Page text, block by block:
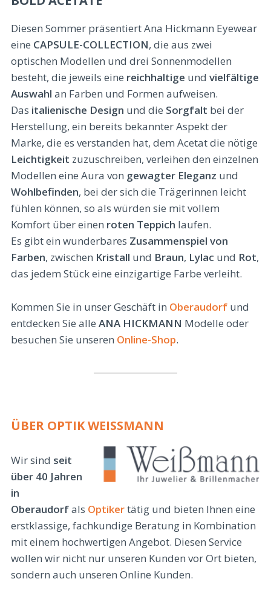
Diesen Sommer präsentiert Ana Hickmann Eyewear
eine CAPSULE-COLLECTION, die aus zwei
optischen Modellen und drei Sonnenmodellen
besteht, die jeweils eine reichhaltige und vielfältige
Auswahl an Farben und Formen aufweisen.
Das italienische Design und die Sorgfalt bei der
Herstellung, ein bereits bekannter Aspekt der
Marke, die es verstanden hat, dem Acetat die nötige
Leichtigkeit zuzuschreiben, verleihen den einzelnen
Modellen eine Aura von gewagter Eleganz und
Wohlbefinden, bei der sich die Trägerinnen leicht
fühlen können, so als würden sie mit vollem
Komfort über einen roten Teppich laufen.
Es gibt ein wunderbares Zusammenspiel von
Farben, zwischen Kristall und Braun, Lylac und Rot,
das jedem Stück eine einzigartige Farbe verleiht.
Kommen Sie in unser Geschäft in Oberaudorf und
entdecken Sie alle ANA HICKMANN Modelle oder
besuchen Sie unseren Online-Shop.
ÜBER OPTIK WEISSMANN
Wir sind seit
über 40 Jahren
in
Oberaudorfals Optikertätig und bieten Ihnen eine
erstklassige, fachkundige Beratung in Kombination
mit einem hochwertigen Angebot. Diesen Service
wollen wir nicht nur unseren Kunden vor Ort bieten,
sondern auch unseren Online Kunden.